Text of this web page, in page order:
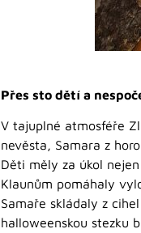
Přes sto dětí a
V tajuplné atmosféře
nevěsta, Samara z
Děti měly za úkol
Klaunům pomáhaly
Samaře skládaly z
halloweenskou stezku